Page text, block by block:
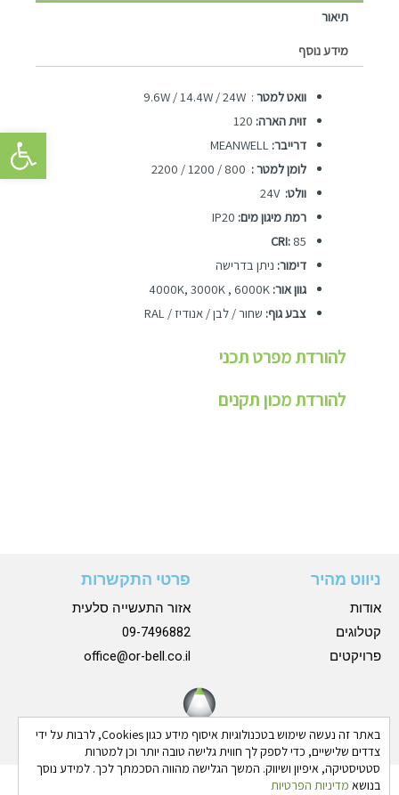
פתח
באתר זה נעשה שימוש בטכנולוגיות איסוף מידע כגון Cookies, לרבות על ידי
צדדים שלישיים, כדי לספק לך חווית גלישה טובה יותר וכן למטרות
סטטיסטיקה, איפיון ושיווק. המשך הגלישה מהווה הסכמתך לכך. למידע נוסך
בנושא מדיניות הפרטיות
תיאור
מידע נוסף
וואט למטר : 9.6W / 14.4W / 24W
זוית הארה: 120
דרייבר: MEANWELL
לומן למטר :
וולט: 24V
רמת מיגון מים:
CRI: 85
דימור: ניתן בדרישה
גוון אור:
צבע גוף: שחור / לבן / אנודיז / RAL
להורדת מפרט תכני
להורדת מכון תקנים
ניווט מהיר
אודות
קטלוגים
פרויקטים
פרטי התקשרות
אזור התעשייה סלעית
09-7496882
office@or-bell.co.il
כל הזכויות שמורות © 2024 אורבל |